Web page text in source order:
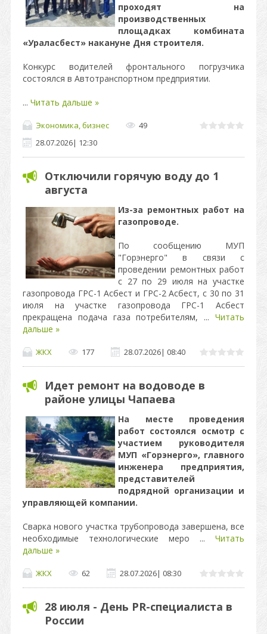
проходят на
производственных
площадках комбината
«Ураласбест» накануне Дня строителя.
Конкурс водителей фронтального погрузчика
состоялся в Автотранспортном предприятии.
... Читать дальше »
Экономика, бизнес
49
28.07.2026| 12:30
Отключили горячую воду до 1
августа
Из-за ремонтных работ на
газопроводе.
По сообщению МУП
"Горэнерго" в связи с
проведении ремонтных работ
с 27 по 29 июля на участке
газопровода ГРС-1 Асбест и ГРС-2 Асбест, с 30 по 31
июля на участке газопровода ГРС-1 Асбест
прекращена подача газа потребителям, ...Читать
дальше »
ЖКХ 177 28.07.2026| 08:40
Идет ремонт на водоводе в
районе улицы Чапаева
На месте проведения
работ состоялся осмотр с
участием руководителя
МУП «Горэнерго», главного
инженера предприятия,
представителей
подрядной организации и
управляющей компании.
Сварка нового участка трубопровода завершена, все
необходимые технологические меро ... Читать
дальше »
ЖКХ 62 28.07.2026| 08:30
28 июля - День PR-специалиста в
России